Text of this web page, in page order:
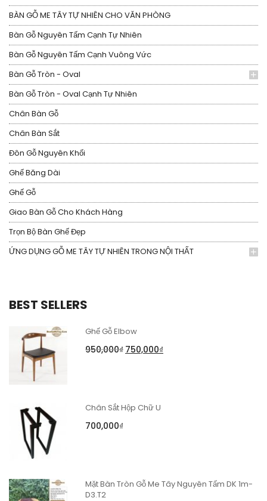
BÀN GỖ ME TÂY TỰ NHIÊN CHO VĂN PHÒNG
Bàn Gỗ Nguyên Tấm Cạnh Tự Nhiên
Bàn Gỗ Nguyên Tấm Cạnh Vuông Vức
Bàn Gỗ Tròn - Oval
Bàn Gỗ Tròn - Oval Cạnh Tự Nhiên
Chân Bàn Gỗ
Chân Bàn Sắt
Đôn Gỗ Nguyên Khối
Ghế Băng Dài
Ghế Gỗ
Giao Bàn Gỗ Cho Khách Hàng
Trọn Bộ Bàn Ghế Đẹp
ỨNG DỤNG GỖ ME TÂY TỰ NHIÊN TRONG NỘI THẤT
BEST SELLERS
Ghế Gỗ Elbow
950,000₫ 750,000₫
Chân Sắt Hộp Chữ U
700,000₫
Mặt Bàn Tròn Gỗ Me Tây Nguyên Tấm DK 1m-
D3.T2